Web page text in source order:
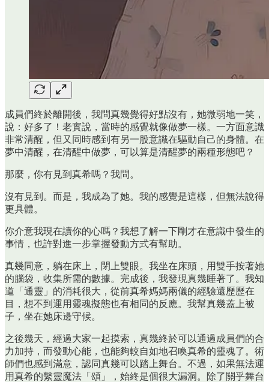
成員們終於離開後，我問真幾覺得好點沒有，她微弱地一笑，
說：好多了！老實說，當時的感覺就像做夢一樣。一方面意識
非常清醒，但又同時感到有另一股意識在驅動自己的身體。在
夢中清醒，在清醒中做夢，可以算是清醒夢的兩種形態吧？
那麼，你有見到真希嗎？我問。
沒有見到。而是，我成為了她。我的感覺是這樣，但無法說得
更具體。
你介意我現在讀你的心嗎？我想了解一下剛才在意識中發生的
事情，也許對進一步掌握發動方式有幫助。
真幾同意，躺在床上，閉上雙眼。我坐在床頭，用雙手按著她
的腦袋，收集所需的數據。完成後，我發現真幾睡著了。我知
道「通靈」的消耗很大，從前真希媽媽兩儀的經驗還歷歷在
目，想不到運用靈魂擬態也有相同的反應。我幫真幾蓋上被
子，坐在她床邊守候。
之後幾天，經過大家一起摸索，真幾終於可以通過成員們的合
力加持，而發動心能，也能夠較自如地召喚真希的靈魂了。術
師們也感到滿意，認同真幾可以踏上舞台。不過，如果無法運
用真希的繫靈魔法「頌」，始終是個很大漏洞。除了關乎舞台